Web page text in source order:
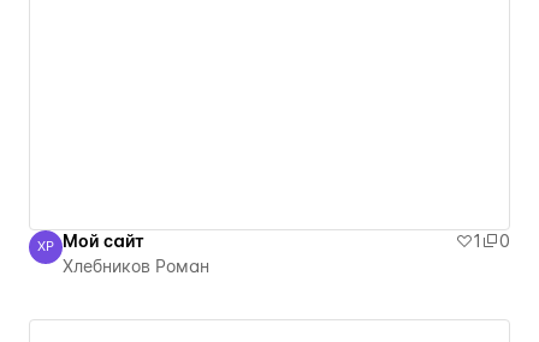
Хлебников Роман
ХР Мой сайт 1
0
Хлебников Роман